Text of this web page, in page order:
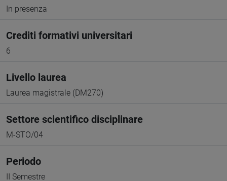
In presenza
Crediti formativi universitari
6
Livello laurea
Laurea magistrale (DM270)
Settore scientifico disciplinare
M-STO/04
Periodo
II Semestre